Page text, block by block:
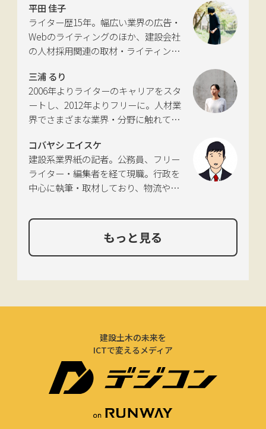
共交通部会」、「MaaS関連データ検
討会」、SIP第2期自動運転（システム
とサービスの拡張）ピアレビュー委員
会などの委員を歴任。
どの執筆を中心に、ジャンルを問わず
活動。四国にある築100年の実家をど
う生かすかが長年の悩み。
平田 佳子
ライター歴15年。幅広い業界の広告・
Webのライティングのほか、建設会社
の人材採用関連の取材・ライティング
仕事をしていたため、小さな頃から憧
れあり。
三浦 るり
2006年よりライターのキャリアをスタ
ートし、2012年よりフリーに。人材業
界でさまざまな業界・分野に触れてき
を手掛ける。現在は特に建築や不動
産、さらにはDX分野を探究中。
コバヤシ エイスケ
建設系業界紙の記者。公務員、フリー
ライター・編集者を経て現職。行政を
中心に執筆・取材しており、物流や環
もっと見る
建設土木の未来を
ICTで変えるメディア